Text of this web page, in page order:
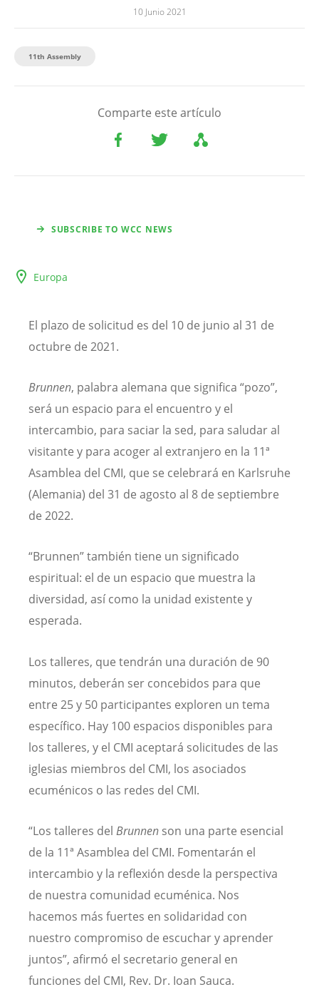
10 Junio 2021
11th Assembly
Comparte este artículo
SUBSCRIBE TO WCC NEWS
Europa
El plazo de solicitud es del 10 de junio al 31 de
octubre de 2021.
Brunnen, palabra alemana que significa “pozo”,
será un espacio para el encuentro y el
intercambio, para saciar la sed, para saludar al
visitante y para acoger al extranjero en la 11ª
Asamblea del CMI, que se celebrará en Karlsruhe
(Alemania) del 31 de agosto al 8 de septiembre
de 2022.
“Brunnen” también tiene un significado
espiritual: el de un espacio que muestra la
diversidad, así como la unidad existente y
esperada.
Los talleres, que tendrán una duración de 90
minutos, deberán ser concebidos para que
entre 25 y 50 participantes exploren un tema
específico. Hay 100 espacios disponibles para
los talleres, y el CMI aceptará solicitudes de las
iglesias miembros del CMI, los asociados
ecuménicos o las redes del CMI.
“Los talleres del Brunnen son una parte esencial
de la 11ª Asamblea del CMI. Fomentarán el
intercambio y la reflexión desde la perspectiva
de nuestra comunidad ecuménica. Nos
hacemos más fuertes en solidaridad con
nuestro compromiso de escuchar y aprender
juntos”, afirmó el secretario general en
funciones del CMI, Rev. Dr. Ioan Sauca.